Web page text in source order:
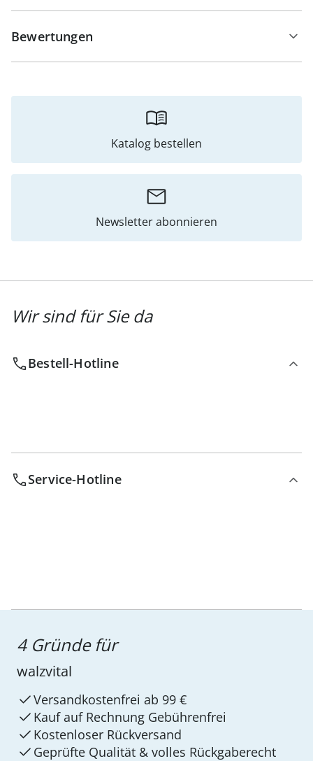
Bewertungen
Katalog bestellen
Newsletter abonnieren
Wir sind für Sie da
Bestell-Hotline
Service-Hotline
4 Gründe für
walzvital
Versandkostenfrei ab 99 €
Kauf auf Rechnung Gebührenfrei
Kostenloser Rückversand
Geprüfte Qualität & volles Rückgaberecht